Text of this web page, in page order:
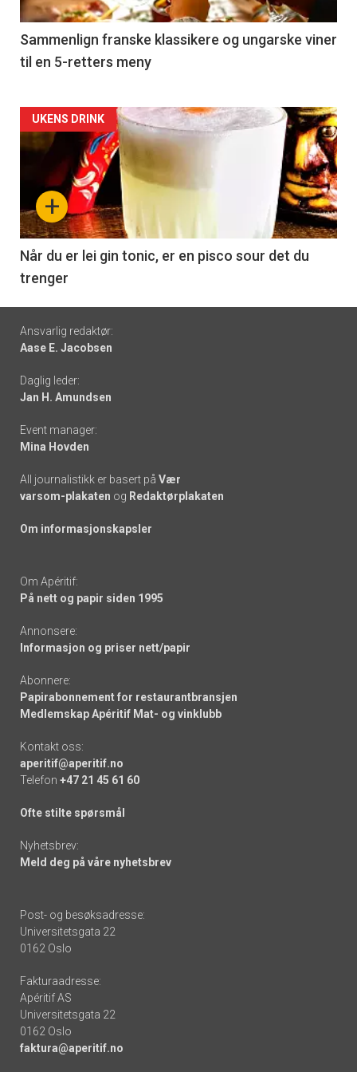
-
5
Sammenlign franske klassikere og ungarske viner
til en 5-retters meny
Forsiden
akkurat
nå
-
6
+
UKENS DRINK
Når du er lei gin tonic, er en pisco sour det du
trenger
Footer
-
links
Ansvarlig redaktør:
Aase E. Jacobsen
Daglig leder:
Jan H. Amundsen
Event manager:
Mina Hovden
All journalistikk er basert på Vær
varsom-plakaten og Redaktørplakaten
Om informasjonskapsler
Om Apéritif:
På nett og papir siden 1995
Annonsere:
Informasjon og priser nett/papir
Abonnere:
Papirabonnement for restaurantbransjen
Medlemskap Apéritif Mat- og vinklubb
Kontakt oss:
aperitif@aperitif.no
Telefon +47 21 45 61 60
Ofte stilte spørsmål
Nyhetsbrev:
Meld deg på våre nyhetsbrev
Post- og besøksadresse:
Universitetsgata 22
0162 Oslo
Fakturaadresse:
Apéritif AS
Universitetsgata 22
0162 Oslo
faktura@aperitif.no